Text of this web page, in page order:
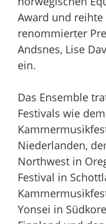
Award und
renommierter
Andsnes, Lise
ein.
Das Ensemble
Festivals wie
Niederlanden,
Northwest in
Festival in
Yonsei in